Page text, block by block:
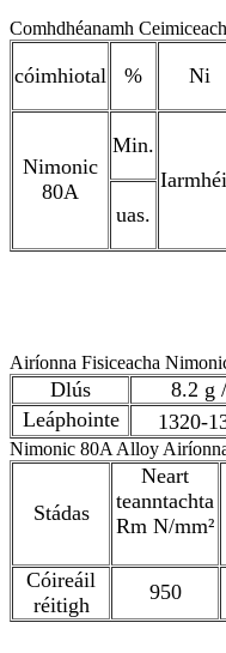
Comhdhéanamh
cóimhiotal % Ni
Nimonic
80A
Min.
uas.
Airíonna Fisiceacha
Dlús
8.2 g
Leáphointe
1320-
Nimonic 80A Alloy
Stádas
Neart
teanntachta
Rm N/mm²
Cóireáil
réitigh
950